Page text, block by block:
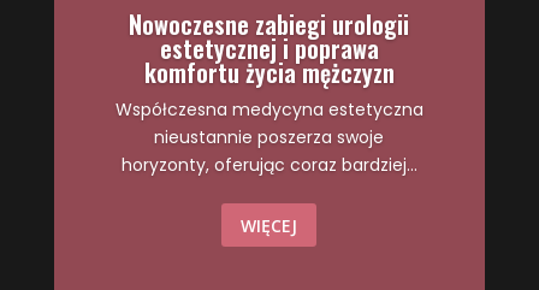
Nowoczesne zabiegi urologii
estetycznej i poprawa
komfortu życia mężczyzn
Współczesna medycyna estetyczna
nieustannie poszerza swoje
horyzonty, oferując coraz bardziej...
WIĘCEJ